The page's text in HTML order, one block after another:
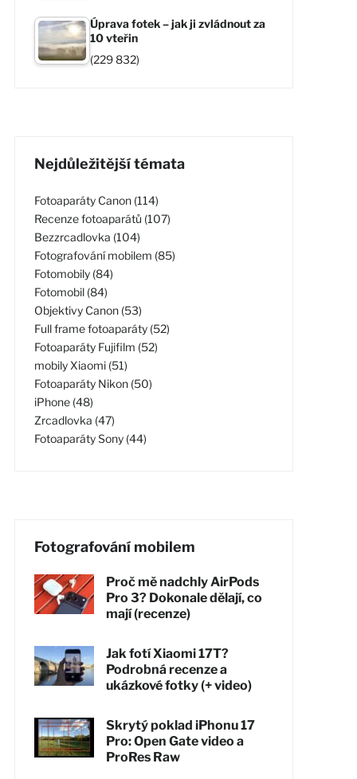
Úprava fotek – jak ji zvládnout za
10 vteřin
(229 832)
Nejdůležitější témata
Fotoaparáty Canon (114)
Recenze fotoaparátů (107)
Bezzrcadlovka (104)
Fotografování mobilem (85)
Fotomobily (84)
Fotomobil (84)
Objektivy Canon (53)
Full frame fotoaparáty (52)
Fotoaparáty Fujifilm (52)
mobily Xiaomi (51)
Fotoaparáty Nikon (50)
iPhone (48)
Zrcadlovka (47)
Fotoaparáty Sony (44)
Fotografování mobilem
Proč mě nadchly AirPods
Pro 3? Dokonale dělají, co
mají (recenze)
Jak fotí Xiaomi 17T?
Podrobná recenze a
ukázkové fotky (+ video)
Skrytý poklad iPhonu 17
Pro: Open Gate video a
ProRes Raw